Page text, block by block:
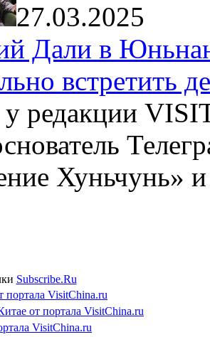
27.03.2025
Дали в
встретить
у редакции
Хуньчунь»
Subscribe.Ru
портала VisitChina.ru
от портала VisitChina.ru
VisitChina.ru